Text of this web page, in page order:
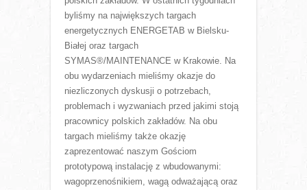
byliśmy na największych targach
energetycznych ENERGETAB w Bielsku-
Białej oraz targach
SYMAS®/MAINTENANCE w Krakowie. Na
obu wydarzeniach mieliśmy okazje do
niezliczonych dyskusji o potrzebach,
problemach i wyzwaniach przed jakimi stoją
pracownicy polskich zakładów. Na obu
targach mieliśmy także okazję
zaprezentować naszym Gościom
prototypową instalację z wbudowanymi:
wagoprzenośnikiem, wagą odważającą oraz